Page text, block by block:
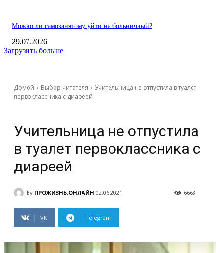
Можно ли самозанятому уйти на больничный?
29.07.2026
Загрузить больше